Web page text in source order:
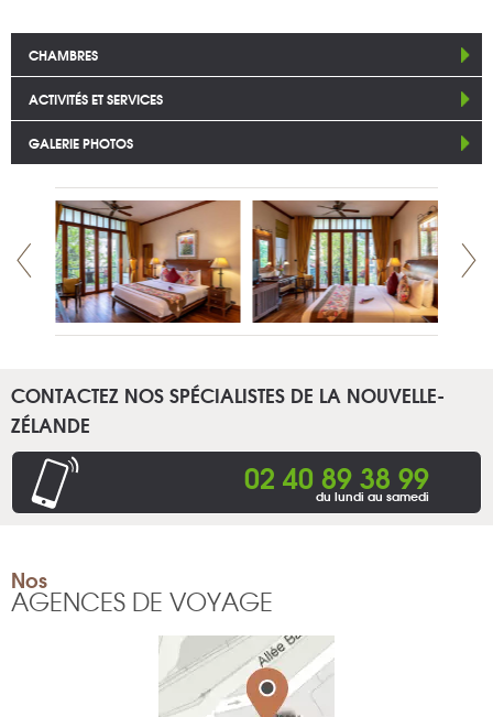
CHAMBRES
ACTIVITÉS ET SERVICES
GALERIE PHOTOS
CONTACTEZ NOS SPÉCIALISTES DE LA NOUVELLE-
ZÉLANDE
02 40 89 38 99
du lundi au samedi
Nos
AGENCES DE VOYAGE